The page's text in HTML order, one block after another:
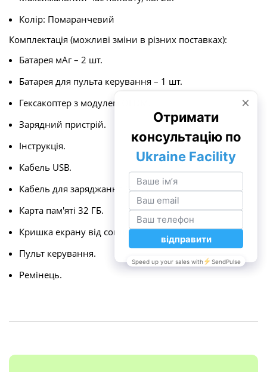
Колір: Помаранчевий
Комплектація (можливі зміни в різних поставках):
Батарея мАг – 2 шт.
Батарея для пульта керування – 1 шт.
Гексакоптер з модулем OFDM.
Зарядний пристрій.
Інструкція.
Кабель USB.
Кабель для заряджання (12 V).
Карта пам'яті 32 ГБ.
Кришка екрану від сонця.
Пульт керування.
Ремінець.